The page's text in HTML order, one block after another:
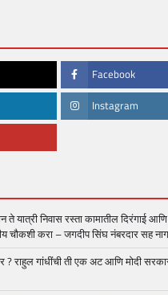
Facebook
Instagram
यात्री निवास रस्ता कामातील दिरंगाई
चौकशी करा – जगदीप सिंघ नंबरदार सह
राहुल गांधींची ती एक अट आणि मोदी